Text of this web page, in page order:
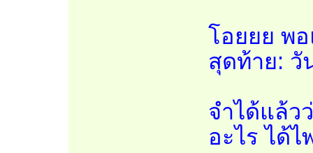
โอยยย พ
สุดท้าย: วั
จำได้แล้ว
อะไร ได้ไ